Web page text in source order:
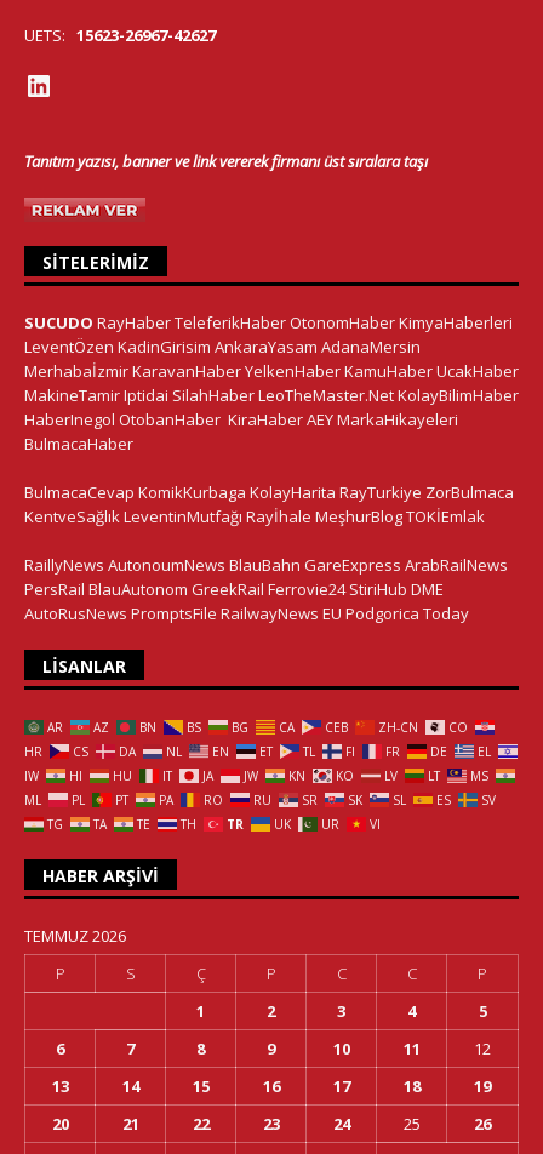
UETS: 15623-26967-42627
Tanıtım yazısı, banner ve link vererek firmanı üst sıralara taşı
SITELERIMIZ
SUCUDO RayHaberTeleferikHaberOtonomHaberKimyaHaberleri
LeventÖzen KadinGirisim AnkaraYasam AdanaMersin
MerhabaİzmirKaravanHaberYelkenHaberKamuHaberUcakHaber
MakineTamirIptidai SilahHaberLeoTheMaster.NetKolayBilimHaber
HaberInegol OtobanHaber KiraHaberAEYMarkaHikayeleri
BulmacaHaber
BulmacaCevap KomikKurbaga KolayHarita RayTurkiye ZorBulmaca
KentveSağlıkLeventinMutfağı Rayİhale MeşhurBlogTOKİEmlak
RaillyNews AutonoumNews BlauBahn GareExpress ArabRailNews
PersRail BlauAutonom GreekRail Ferrovie24 StiriHub DME
AutoRusNews PromptsFile RailwayNews EU Podgorica Today
LISANLAR
AR AZ BN BS BG CA CEB ZH-CN
CO
HR
CS DA NL EN ET TL FI FR DE
EL
IW
HI HU IT JA JW KN KO LV LT
MS
ML
PL PT PA RO RU SR SK SL ES
SV
TG
TA TE TH TR UK UR VI
HABER ARŞIVI
TEMMUZ 2026
P
S Ç P C C
P
1
2 3 4
5
6
7 8 9 10 11
12
13
14 15 16 17 18
19
20
21 22 23 24 25
26